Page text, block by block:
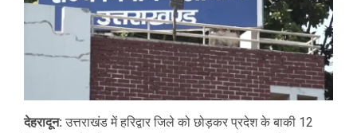
देहरादून: उत्तराखंड में हरिद्वार जिले को छोड़कर प्रदेश के बाकी 12